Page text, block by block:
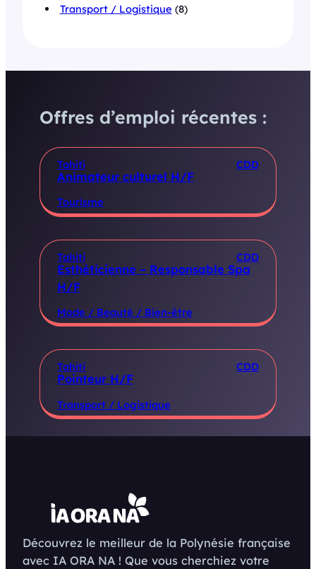
Transport / Logistique (8)
Offres d’emploi récentes :
Tahiti CDD
Animateur culturel H/F
Tourisme
Tahiti CDD
Esthéticienne – Responsable Spa
H/F
Mode / Beauté / Bien-être
Tahiti CDD
Pointeur H/F
Transport / Logistique
Découvrez le meilleur de la Polynésie française
avec IA ORA NA ! Que vous cherchiez votre